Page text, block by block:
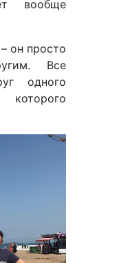
вообще
он просто
Все
одного
которого